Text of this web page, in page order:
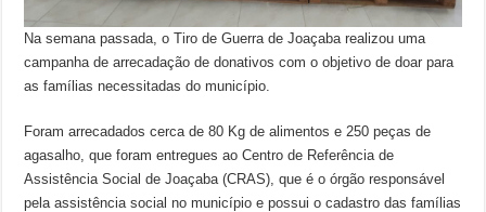
Na semana passada, o Tiro de Guerra de Joaçaba realizou uma
campanha de arrecadação de donativos com o objetivo de doar para
as famílias necessitadas do município.
Foram arrecadados cerca de 80 Kg de alimentos e 250 peças de
agasalho, que foram entregues ao Centro de Referência de
Assistência Social de Joaçaba (CRAS), que é o órgão responsável
pela assistência social no município e possui o cadastro das famílias